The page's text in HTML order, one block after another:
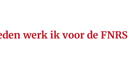
werk ik voor de FNRS